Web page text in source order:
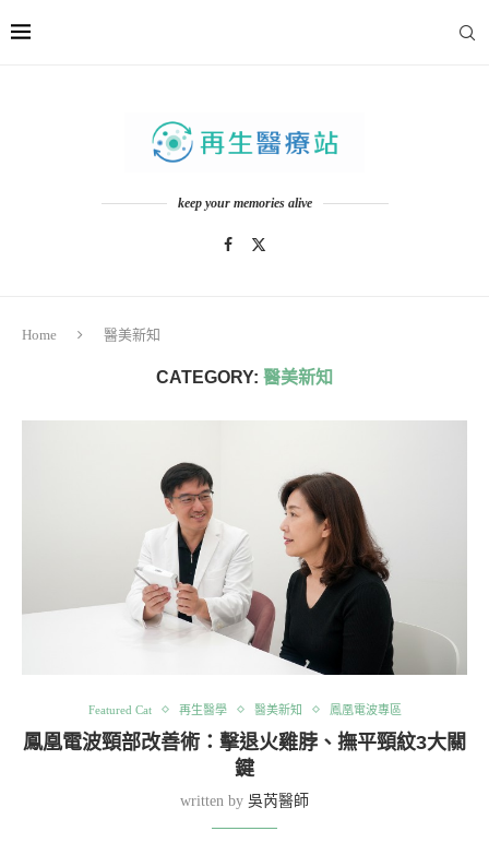
keep your memories alive
Home 醫美新知
CATEGORY: 醫美新知
Featured Cat 再生醫學 醫美新知 鳳凰電波專區
鳳凰電波頸部改善術：擊退火雞脖、撫平頸紋3大關
鍵
written by 吳芮醫師